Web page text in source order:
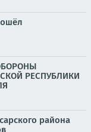
РЕСПУБЛИКИ
района